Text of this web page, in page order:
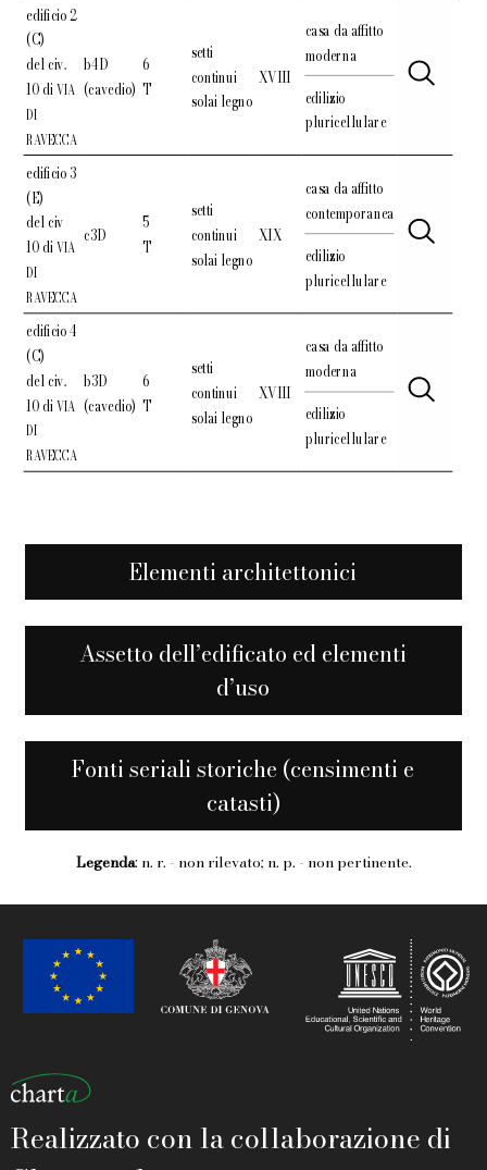
edificio 2
(C)
del civ.
10 diVIA
DI
RAVECCA
b4D
(cavedio)
6
T
setti
continui
solai legno
XVIII
casa da affitto
moderna
edilizio
pluricellulare
edificio 3
(E)
del civ
10 diVIA
DI
RAVECCA
c3D
5
T
setti
continui
solai legno
XIX
casa da affitto
contemporanea
edilizio
pluricellulare
edificio 4
(C)
del civ.
10 diVIA
DI
RAVECCA
b3D
(cavedio)
6
T
setti
continui
solai legno
XVIII
casa da affitto
moderna
edilizio
pluricellulare
Elementi architettonici
Assetto dell’edificato ed elementi
d’uso
Fonti seriali storiche (censimenti e
catasti)
Legenda: n. r. - non rilevato; n. p. - non pertinente.
Realizzato con la collaborazione di